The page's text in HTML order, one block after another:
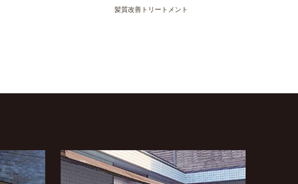
髪質改善トリートメント